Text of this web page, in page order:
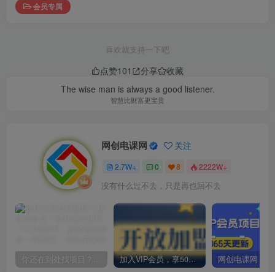
会员专属
喜欢就支持一下吧
点赞101 分享
收藏
The wise man is always a good listener.
智慧比财富更宝贵
网创电课网 关注
2.7W+ 0 8 2222W+
没有什么过不去，只是再也回不去
加入VIP会员，享50%的推广提成，免费学习多种网上创业课程，菜鸟秒变大神！